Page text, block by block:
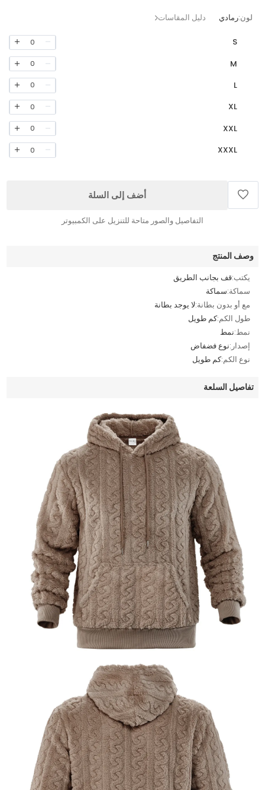
لون:رمادي دليل المقاسات
S
0
M
0
L
0
XL
0
XXL
0
XXXL
0
أضف إلى السلة
التفاصيل والصور متاحة للتنزيل على الكمبيوتر
وصف المنتج
يكتب:قف بجانب الطريق
سماكة:سماكة
مع أو بدون بطانة:لا يوجد بطانة
طول الكم:كم طويل
نمط:نمط
إصدار:نوع فضفاض
نوع الكم:كم طويل
تفاصيل السلعة